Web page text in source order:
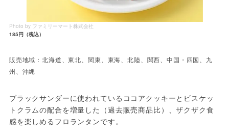
Photo by ファミリーマート株式会社
185円（税込）
販売地域：北海道、東北、関東、東海、北陸、関西、中国・四国、九
州、沖縄
ブラックサンダーに使われているココアクッキーとビスケッ
トクラムの配合を増量した（過去販売商品比）、ザクザク食
感を楽しめるフロランタンです。